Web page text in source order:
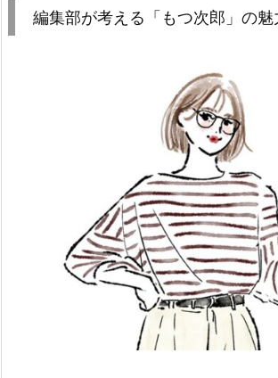
編集部が考える「もつ次郎」の魅